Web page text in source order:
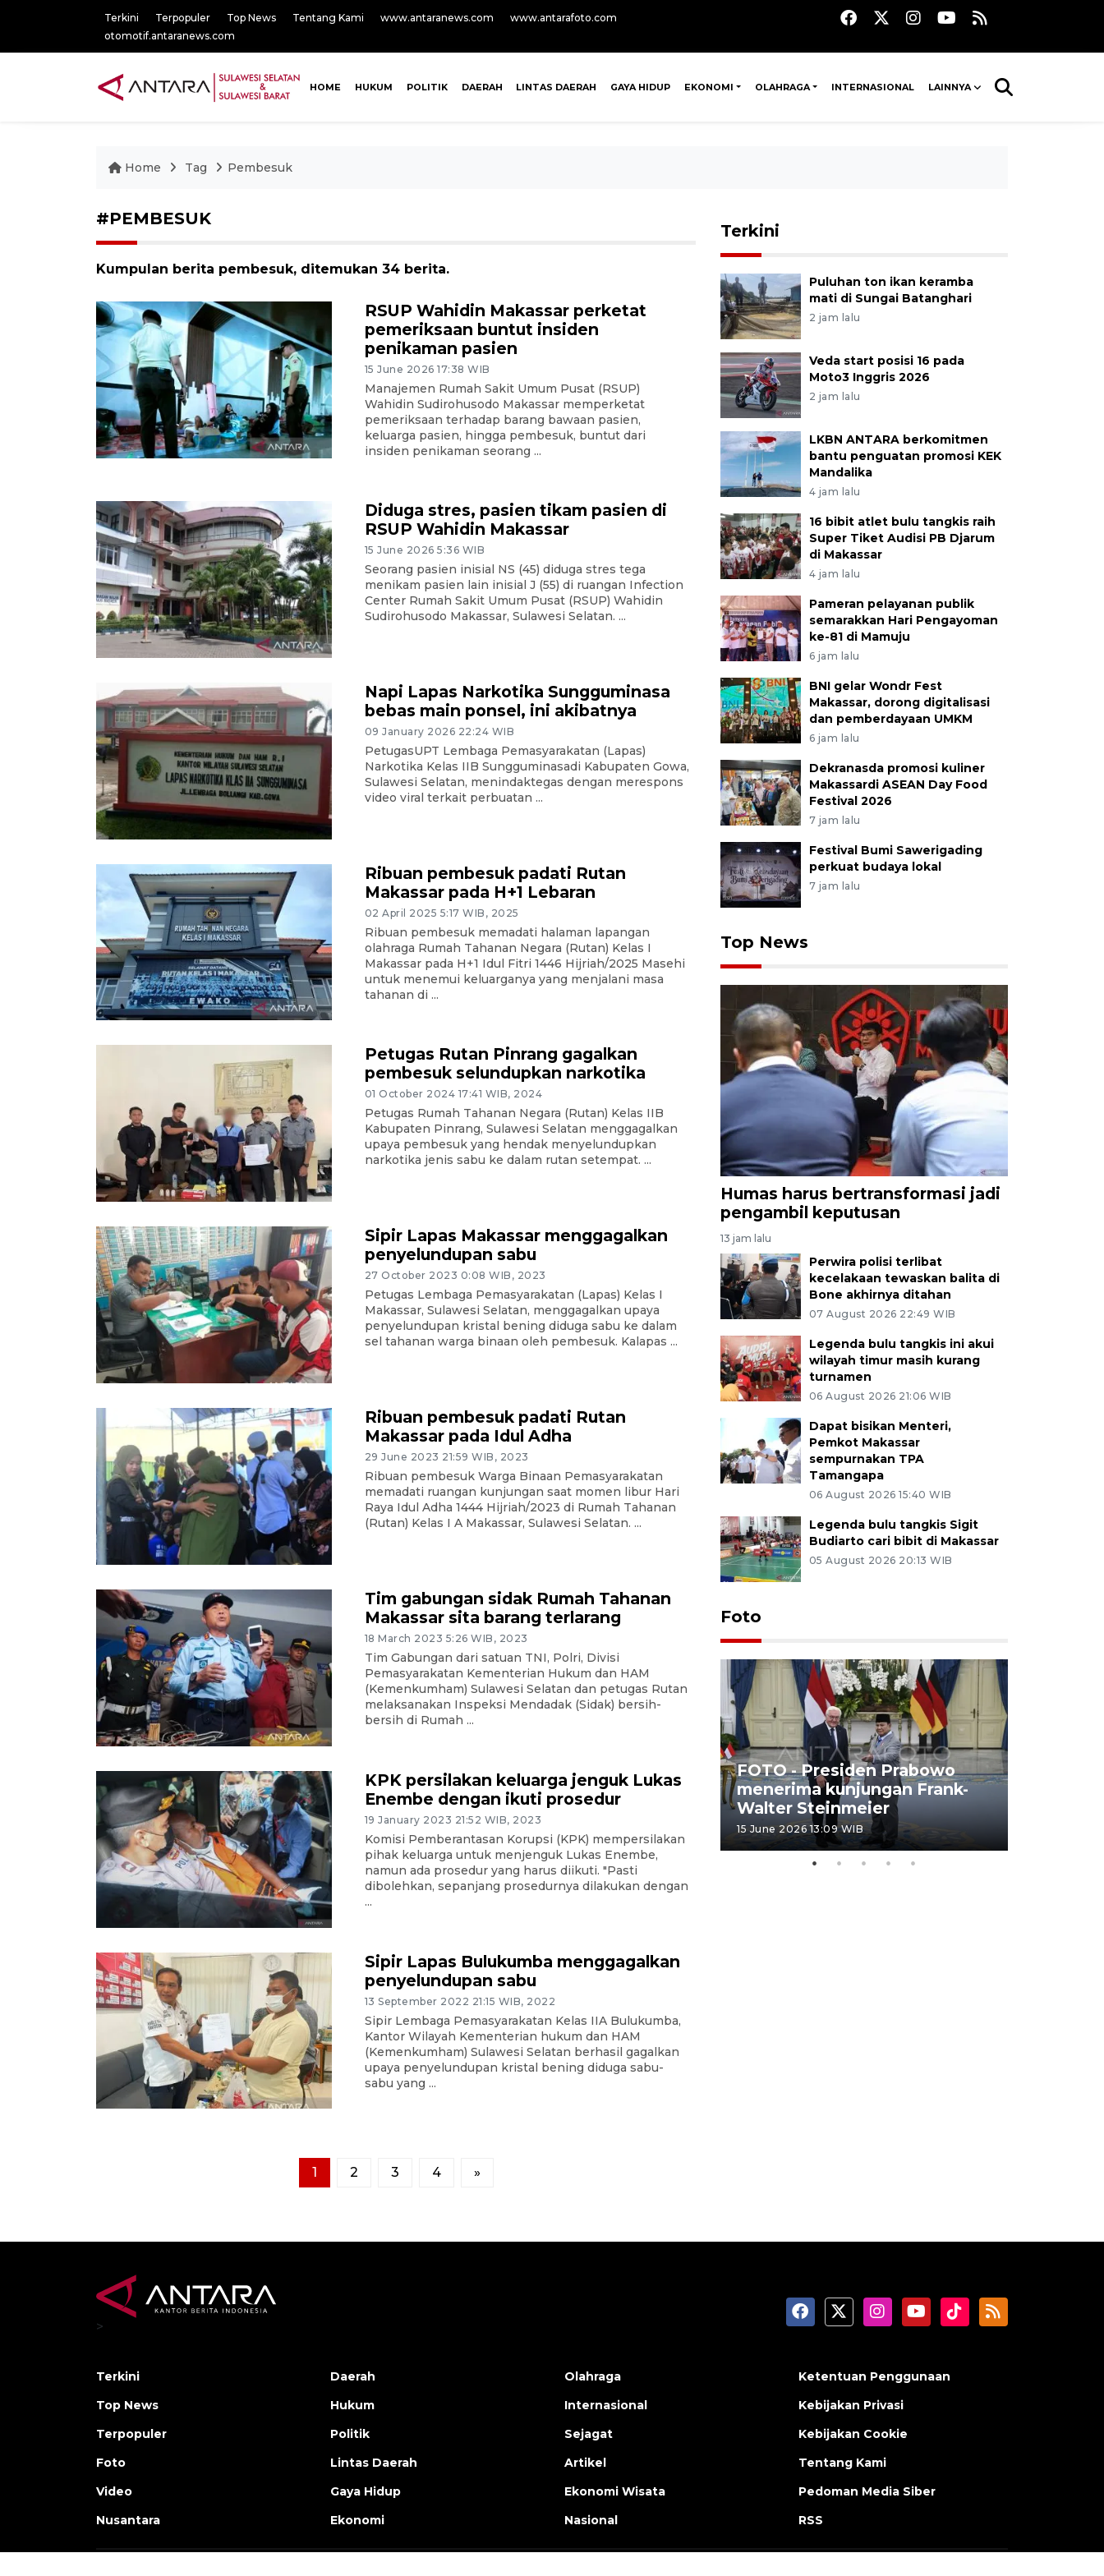
Terkini Terpopuler Top News Tentang Kami www.antaranews.com
www.antarafoto.com
otomotif.antaranews.com
HOME HUKUM POLITIK DAERAH LINTAS DAERAH GAYA HIDUP EKONOMI OLAHRAGA INTERNASIONAL LAINNYA
Home Tag Pembesuk
#PEMBESUK
Kumpulan berita pembesuk, ditemukan 34 berita.
RSUP Wahidin Makassar perketat
pemeriksaan buntut insiden
penikaman pasien
15 June 2026 17:38 WIB
Manajemen Rumah Sakit Umum Pusat (RSUP)
Wahidin Sudirohusodo Makassar memperketat
pemeriksaan terhadap barang bawaan pasien,
keluarga pasien, hingga pembesuk, buntut dari
insiden penikaman seorang ...
Diduga stres, pasien tikam pasien di
RSUP Wahidin Makassar
15 June 2026 5:36 WIB
Seorang pasien inisial NS (45) diduga stres tega
menikam pasien lain inisial J (55) di ruangan Infection
Center Rumah Sakit Umum Pusat (RSUP) Wahidin
Sudirohusodo Makassar, Sulawesi Selatan. ...
Napi Lapas Narkotika Sungguminasa
bebas main ponsel, ini akibatnya
09 January 2026 22:24 WIB
PetugasUPT Lembaga Pemasyarakatan (Lapas)
Narkotika Kelas IIB Sungguminasadi Kabupaten Gowa,
Sulawesi Selatan, menindaktegas dengan merespons
video viral terkait perbuatan ...
Ribuan pembesuk padati Rutan
Makassar pada H+1 Lebaran
02 April 2025 5:17 WIB, 2025
Ribuan pembesuk memadati halaman lapangan
olahraga Rumah Tahanan Negara (Rutan) Kelas I
Makassar pada H+1 Idul Fitri 1446 Hijriah/2025 Masehi
untuk menemui keluarganya yang menjalani masa
tahanan di ...
Petugas Rutan Pinrang gagalkan
pembesuk selundupkan narkotika
01 October 2024 17:41 WIB, 2024
Petugas Rumah Tahanan Negara (Rutan) Kelas IIB
Kabupaten Pinrang, Sulawesi Selatan menggagalkan
upaya pembesuk yang hendak menyelundupkan
narkotika jenis sabu ke dalam rutan setempat. ...
Sipir Lapas Makassar menggagalkan
penyelundupan sabu
27 October 2023 0:08 WIB, 2023
Petugas Lembaga Pemasyarakatan (Lapas) Kelas I
Makassar, Sulawesi Selatan, menggagalkan upaya
penyelundupan kristal bening diduga sabu ke dalam
sel tahanan warga binaan oleh pembesuk. Kalapas ...
Ribuan pembesuk padati Rutan
Makassar pada Idul Adha
29 June 2023 21:59 WIB, 2023
Ribuan pembesuk Warga Binaan Pemasyarakatan
memadati ruangan kunjungan saat momen libur Hari
Raya Idul Adha 1444 Hijriah/2023 di Rumah Tahanan
(Rutan) Kelas I A Makassar, Sulawesi Selatan. ...
Tim gabungan sidak Rumah Tahanan
Makassar sita barang terlarang
18 March 2023 5:26 WIB, 2023
Tim Gabungan dari satuan TNI, Polri, Divisi
Pemasyarakatan Kementerian Hukum dan HAM
(Kemenkumham) Sulawesi Selatan dan petugas Rutan
melaksanakan Inspeksi Mendadak (Sidak) bersih-
bersih di Rumah ...
KPK persilakan keluarga jenguk Lukas
Enembe dengan ikuti prosedur
19 January 2023 21:52 WIB, 2023
Komisi Pemberantasan Korupsi (KPK) mempersilakan
pihak keluarga untuk menjenguk Lukas Enembe,
namun ada prosedur yang harus diikuti. "Pasti
dibolehkan, sepanjang prosedurnya dilakukan dengan
...
Sipir Lapas Bulukumba menggagalkan
penyelundupan sabu
13 September 2022 21:15 WIB, 2022
Sipir Lembaga Pemasyarakatan Kelas IIA Bulukumba,
Kantor Wilayah Kementerian hukum dan HAM
(Kemenkumham) Sulawesi Selatan berhasil gagalkan
upaya penyelundupan kristal bening diduga sabu-
sabu yang ...
1 2 3 4 »
Terkini
Puluhan ton ikan keramba
mati di Sungai Batanghari
2 jam lalu
Veda start posisi 16 pada
Moto3 Inggris 2026
2 jam lalu
LKBN ANTARA berkomitmen
bantu penguatan promosi KEK
Mandalika
4 jam lalu
16 bibit atlet bulu tangkis raih
Super Tiket Audisi PB Djarum
di Makassar
4 jam lalu
Pameran pelayanan publik
semarakkan Hari Pengayoman
ke-81 di Mamuju
6 jam lalu
BNI gelar Wondr Fest
Makassar, dorong digitalisasi
dan pemberdayaan UMKM
6 jam lalu
Dekranasda promosi kuliner
Makassardi ASEAN Day Food
Festival 2026
7 jam lalu
Festival Bumi Sawerigading
perkuat budaya lokal
7 jam lalu
Top News
Humas harus bertransformasi jadi
pengambil keputusan
13 jam lalu
Perwira polisi terlibat
kecelakaan tewaskan balita di
Bone akhirnya ditahan
07 August 2026 22:49 WIB
Legenda bulu tangkis ini akui
wilayah timur masih kurang
turnamen
06 August 2026 21:06 WIB
Dapat bisikan Menteri,
Pemkot Makassar
sempurnakan TPA
Tamangapa
06 August 2026 15:40 WIB
Legenda bulu tangkis Sigit
Budiarto cari bibit di Makassar
05 August 2026 20:13 WIB
Foto
FOTO - Kirab memperingati
HUT ke-80 Raja Keraton
Yogyakarta
02 April 2026 12:51 WIB
FOTO - Presiden Prabowo
menerima kunjungan Frank-
Walter Steinmeier
15 June 2026 13:09 WIB
>
Terkini
Top News
Terpopuler
Foto
Video
Nusantara
Daerah
Hukum
Politik
Lintas Daerah
Gaya Hidup
Ekonomi
Olahraga
Internasional
Sejagat
Artikel
Ekonomi Wisata
Nasional
Ketentuan Penggunaan
Kebijakan Privasi
Kebijakan Cookie
Tentang Kami
Pedoman Media Siber
RSS